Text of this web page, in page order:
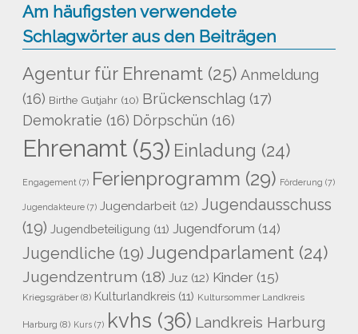
Am häufigsten verwendete
Schlagwörter aus den Beiträgen
Agentur für Ehrenamt (25) Anmeldung
(16) Birthe Gutjahr (10) Brückenschlag (17)
Demokratie (16) Dörpschün (16)
Ehrenamt (53) Einladung (24)
Engagement (7) Ferienprogramm (29) Förderung (7)
Jugendakteure (7) Jugendarbeit (12) Jugendausschuss
(19) Jugendbeteiligung (11) Jugendforum (14)
Jugendliche (19) Jugendparlament (24)
Jugendzentrum (18) Juz (12) Kinder (15)
Kriegsgräber (8) Kulturlandkreis (11) Kultursommer Landkreis
Harburg (8) Kurs (7) kvhs (36) Landkreis Harburg